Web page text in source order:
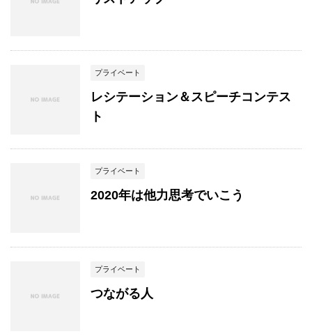
プライベート
レシテーション＆スピーチコンテス
ト
プライベート
2020年は他力思考でいこう
プライベート
つながる人